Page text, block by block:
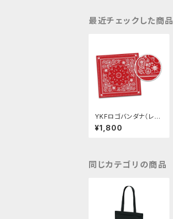
最近チェックした商品
YKFロゴバンダナ（レッ
ド）
¥1,800
同じカテゴリの商品